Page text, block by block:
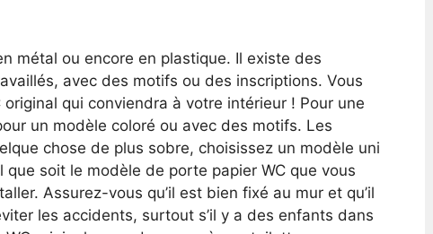
métal ou encore en plastique. Il existe des
avec des motifs ou des inscriptions. Vous
qui conviendra à votre intérieur ! Pour une
un modèle coloré ou avec des motifs. Les
chose de plus sobre, choisissez un modèle uni
soit le modèle de porte papier WC que vous
Assurez-vous qu’il est bien fixé au mur et qu’il
les accidents, surtout s’il y a des enfants dans